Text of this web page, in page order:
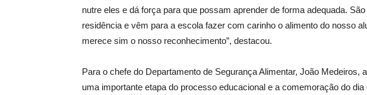
nutre eles e dá força para que possam aprender de forma adequada.
residência e vêm para a escola fazer com carinho o alimento do nosso
merece sim o nosso reconhecimento”, destacou.
Para o chefe do Departamento de Segurança Alimentar, João Medeiros,
uma importante etapa do processo educacional e a comemoração do